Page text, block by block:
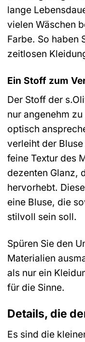
lange
vielen Wäschen
Farbe. So haben
zeitlosen
Ein Stoff zum
Der Stoff der
nur angenehm
optisch
verleiht der
feine Textur des
dezenten Glanz,
hervorhebt.
eine Bluse, die
stilvoll sein soll.
Spüren Sie den
Materialien
als nur ein
für die Sinne.
Details, die
Es sind die